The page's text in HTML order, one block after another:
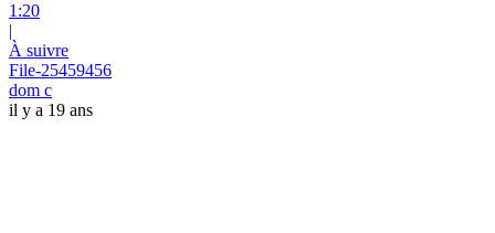
1:20
|
À suivre
File-25459456
dom c
il y a 19 ans